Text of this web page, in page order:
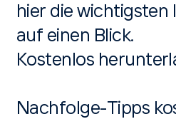
hier die
auf einen Blick.
Kostenlos
Nachfolge-Tipps